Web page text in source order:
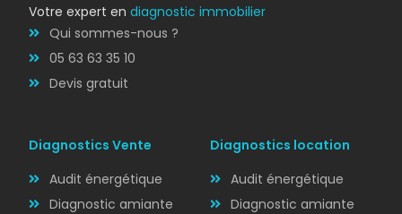
Votre expert endiagnostic immobilier
Qui sommes-nous ?
05 63 63 35 10
Devis gratuit
Diagnostics Vente
Audit énergétique
Diagnostic amiante
Diagnostics location
Audit énergétique
Diagnostic amiante